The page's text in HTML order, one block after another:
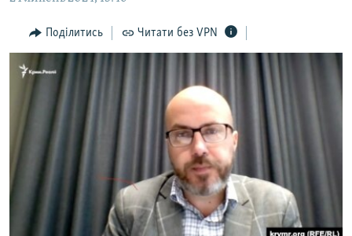
пошукуІНТЕРВ'Ю
ВСЕ ЗА ДЕНЬ
СПЕЦПРОЕКТИ
ВІДЕОУРОКИ «ELIFBE»
СВІДЧЕННЯ ОКУПАЦІЇ
УКРАЇНСЬКА ПРОБЛЕМА КРИМУ
ЯК ОБІЙТИ БЛОКУВАННЯ
Русский
Поділитись Читати без VPN